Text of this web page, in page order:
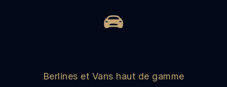
Berlines et Vans haut de gamme